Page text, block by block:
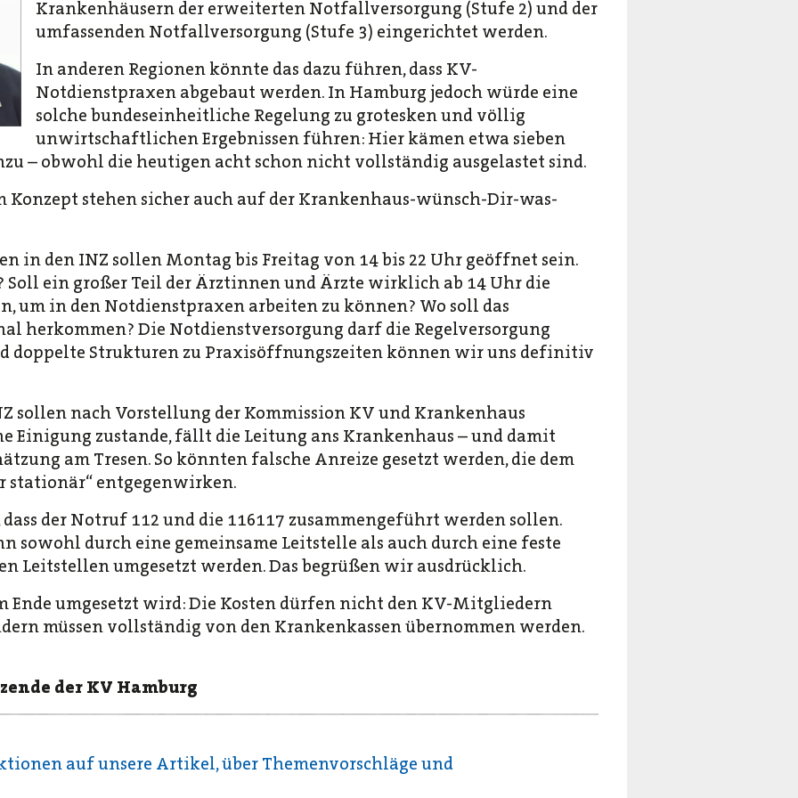
Krankenhäusern der erweiterten Notfallversorgung (Stufe 2) und der
umfassenden Notfallversorgung (Stufe 3) eingerichtet werden.
In anderen Regionen könnte das dazu führen, dass KV-
Notdienstpraxen abgebaut werden. In Hamburg jedoch würde eine
solche bundeseinheitliche Regelung zu grotesken und völlig
unwirtschaftlichen Ergebnissen führen: Hier kämen etwa sieben
– obwohl die heutigen acht schon nicht vollständig ausgelastet sind.
Konzept stehen sicher auch auf der Krankenhaus-wünsch-Dir-was-
in den INZ sollen Montag bis Freitag von 14 bis 22 Uhr geöffnet sein.
Soll ein großer Teil der Ärztinnen und Ärzte wirklich ab 14 Uhr die
um in den Notdienstpraxen arbeiten zu können? Wo soll das
herkommen? Die Notdienstversorgung darf die Regelversorgung
doppelte Strukturen zu Praxisöffnungszeiten können wir uns definitiv
sollen nach Vorstellung der Kommission KV und Krankenhaus
Einigung zustande, fällt die Leitung ans Krankenhaus – und damit
am Tresen. So könnten falsche Anreize gesetzt werden, die dem
stationär“ entgegenwirken.
der Notruf 112 und die 116117 zusammengeführt werden sollen.
sowohl durch eine gemeinsame Leitstelle als auch durch eine feste
Leitstellen umgesetzt werden. Das begrüßen wir ausdrücklich.
Ende umgesetzt wird: Die Kosten dürfen nicht den KV-Mitgliedern
müssen vollständig von den Krankenkassen übernommen werden.
der KV Hamburg
auf unsere Artikel, über Themenvorschläge und